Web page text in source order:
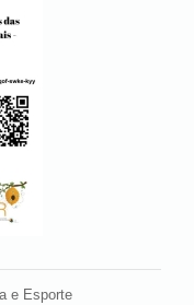
e Esporte